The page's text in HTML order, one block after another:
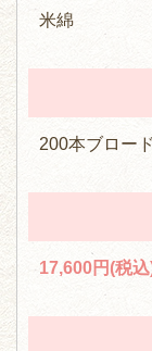
米綿
200本ブロー
17,600円(税